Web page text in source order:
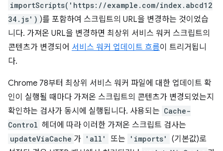
importScripts('https://example.com/index.abcd12
34.js') )를 포함하여 스크립트의 URL을 변경하는 것이었습
니다. 가져온 URL을 변경하면 최상위 서비스 워커 스크립트의
콘텐츠가 변경되어 서비스 워커 업데이트 흐름이 트리거됩니
다.
Chrome 78부터 최상위 서비스 워커 파일에 대한 업데이트 확
인이 실행될 때마다 가져온 스크립트의 콘텐츠가 변경되었는지
확인하는 검사가 동시에 실행됩니다. 사용되는 Cache-
Control 헤더에 따라 이러한 가져온 스크립트 검사는
updateViaCache 가 'all' 또는 'imports'
(기본값)로